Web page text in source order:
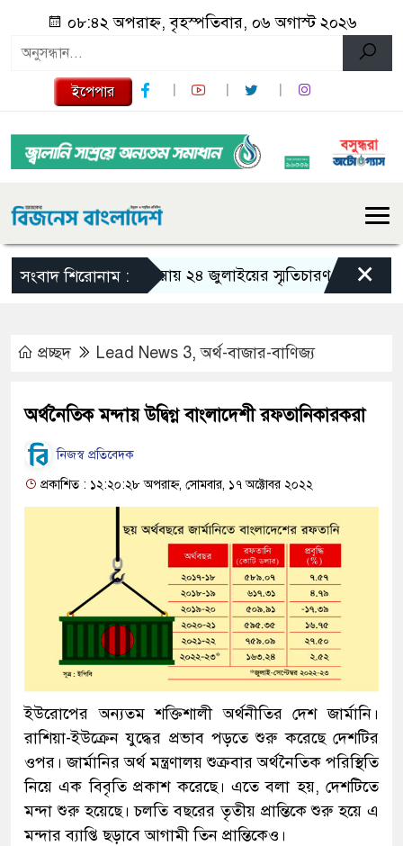
০৮:৪২ অপরাহ্ন, বৃহস্পতিবার, ০৬ অগাস্ট ২০২৬
ইপেপার
সংবাদ শিরোনাম :
গজারিয়ায় ২৪ জুলাইয়ের স্মৃতিচারণ: গুমের ভয়াবহ
×
প্রচ্ছদ Lead News 3,অর্থ-বাজার-বাণিজ্য
অর্থনৈতিক মন্দায় উদ্বিগ্ন বাংলাদেশী রফতানিকারকরা
নিজস্ব প্রতিবেদক
প্রকাশিত : ১২:২০:২৮ অপরাহ্ন, সোমবার, ১৭ অক্টোবর ২০২২
ইউরোপের অন্যতম শক্তিশালী অর্থনীতির দেশ জার্মানি।
রাশিয়া-ইউক্রেন যুদ্ধের প্রভাব পড়তে শুরু করেছে দেশটির
ওপর। জার্মানির অর্থ মন্ত্রণালয় শুক্রবার অর্থনৈতিক পরিস্থিতি
নিয়ে এক বিবৃতি প্রকাশ করেছে। এতে বলা হয়, দেশটিতে
মন্দা শুরু হয়েছে। চলতি বছরের তৃতীয় প্রান্তিকে শুরু হয়ে এ
মন্দার ব্যাপ্তি ছড়াবে আগামী তিন প্রান্তিকেও।